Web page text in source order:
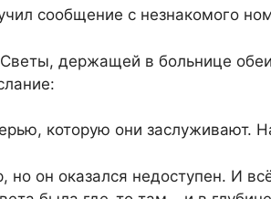
сообщение с незнакомого
держащей в больнице
которую они заслуживают.
но он оказался недоступен. И